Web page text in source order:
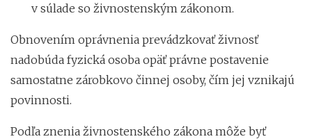
v súlade so živnostenským zákonom.
Obnovením oprávnenia prevádzkovať živnosť
nadobúda fyzická osoba opäť právne postavenie
samostatne zárobkovo činnej osoby, čím jej vznikajú
povinnosti.
Podľa znenia živnostenského zákona môže byť